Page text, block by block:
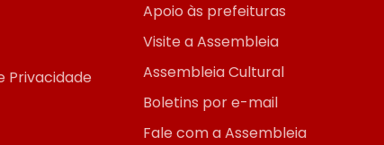
Apoio às prefeituras
Visite a Assembleia
Assembleia Cultural
Boletins por e-mail
Fale com a Assembleia
Privacidade